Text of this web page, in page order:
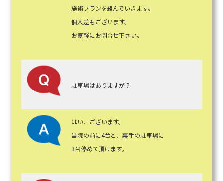
施術プランを組んでいきます。
個人差もございます。
お気軽にお問合せ下さい。
駐車場はありますが？
はい、ございます。
当院の前に4台と、裏手の駐車場に
3台停めて頂けます。